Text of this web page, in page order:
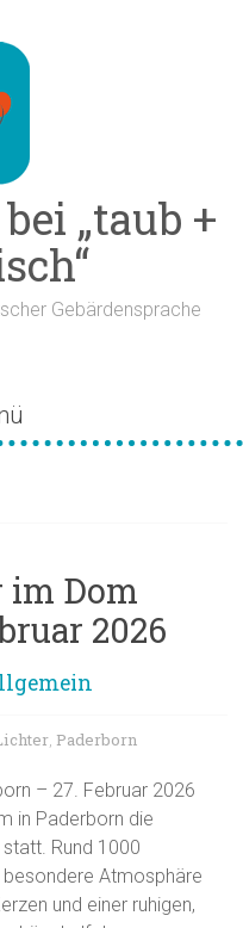
„taub +
Gebärdensprache
im Dom
2026
, Paderborn
– 27. Februar 2026
in Paderborn die
Rund 1000
besondere Atmosphäre
und einer ruhigen,